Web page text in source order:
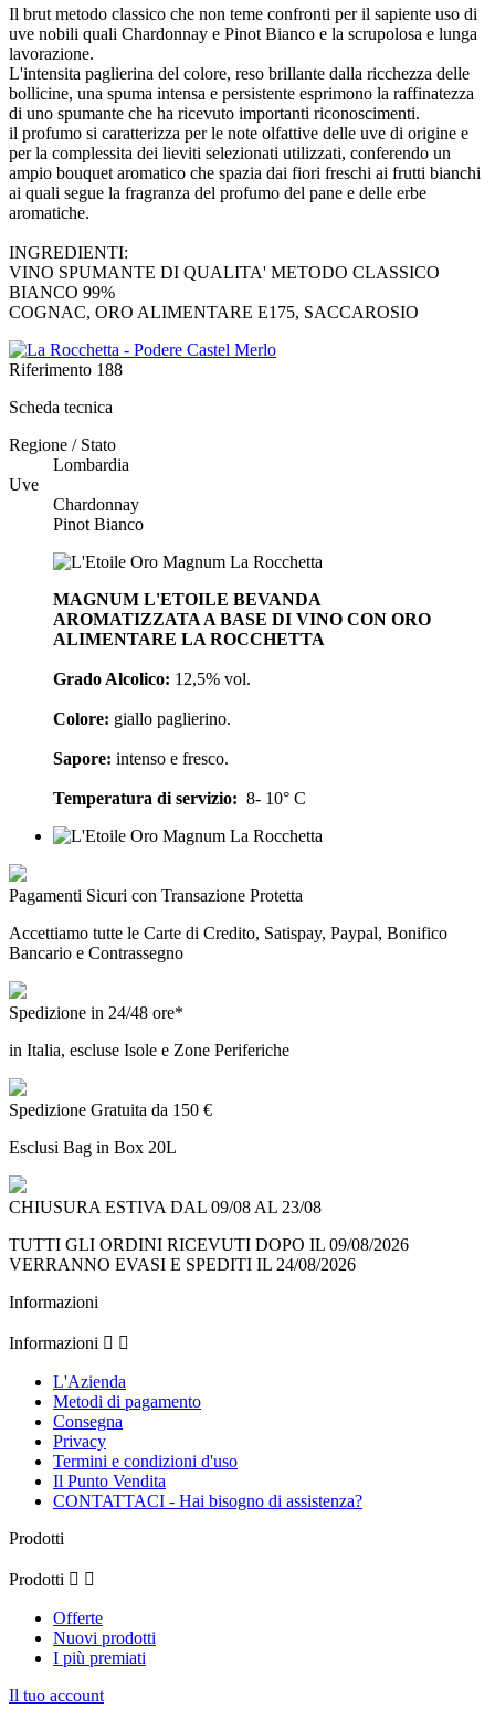
Il brut metodo classico che non teme confronti per il sapiente uso di
uve nobili quali Chardonnay e Pinot Bianco e la scrupolosa e lunga
lavorazione.
L'intensita paglierina del colore, reso brillante dalla ricchezza delle
bollicine, una spuma intensa e persistente esprimono la raffinatezza
di uno spumante che ha ricevuto importanti riconoscimenti.
il profumo si caratterizza per le note olfattive delle uve di origine e
per la complessita dei lieviti selezionati utilizzati, conferendo un
ampio bouquet aromatico che spazia dai fiori freschi ai frutti bianchi
ai quali segue la fragranza del profumo del pane e delle erbe
aromatiche.
INGREDIENTI:
VINO SPUMANTE DI QUALITA' METODO CLASSICO
BIANCO 99%
COGNAC, ORO ALIMENTARE E175, SACCAROSIO
Riferimento 188
Scheda tecnica
Regione / Stato
Lombardia
Uve
Chardonnay
Pinot Bianco
MAGNUM L'ETOILE BEVANDA
AROMATIZZATA A BASE DI VINO CON ORO
ALIMENTARE LA ROCCHETTA
Grado Alcolico: 12,5% vol.
Colore: giallo paglierino.
Sapore: intenso e fresco.
Temperatura di servizio: 8- 10° C
Pagamenti Sicuri con Transazione Protetta
Accettiamo tutte le Carte di Credito, Satispay, Paypal, Bonifico
Bancario e Contrassegno
Spedizione in 24/48 ore*
in Italia, escluse Isole e Zone Periferiche
Spedizione Gratuita da 150 €
Esclusi Bag in Box 20L
CHIUSURA ESTIVA DAL 09/08 AL 23/08
TUTTI GLI ORDINI RICEVUTI DOPO IL 09/08/2026
VERRANNO EVASI E SPEDITI IL 24/08/2026
Informazioni
Informazioni  
L'Azienda
Metodi di pagamento
Consegna
Privacy
Termini e condizioni d'uso
Il Punto Vendita
CONTATTACI - Hai bisogno di assistenza?
Prodotti
Prodotti  
Offerte
Nuovi prodotti
I più premiati
Il tuo account